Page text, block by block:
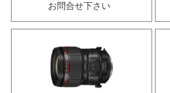
お問合せ下さい